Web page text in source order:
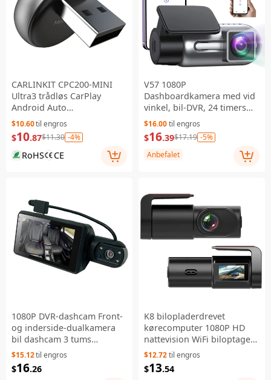
CARLINKIT CPC200-MINI
Ultra3 trådløs CarPlay
Android Auto
opgraderingsadapter til bil
USB-dongle
$10.60til engros
$10.87$11.30 -4%
RoHS CE
V57 1080P
Dashboardkamera med vid
vinkel, bil-DVR, 24 timers
parkeringsmodus, WiFi-
appstyring, mini
køreoptager
$16.00til engros
$16.39$17.19 -5%
Anbefalet
1080P DVR-dashcam Front-
og inderside-dualkamera
bil dashcam 3 tums
gravitationsfølsom IPS-
skærm kørekort med
nattevision 170 graders
$15.12til engros
$16.26
K8 bilopladerdrevet
kørecomputer 1080P HD
nattevision WiFi biloptager
- Sort
$12.72til engros
$13.54